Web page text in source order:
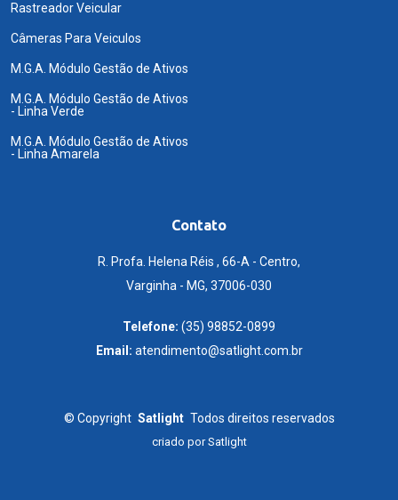
Rastreador Veicular
Câmeras Para Veiculos
M.G.A. Módulo Gestão de Ativos
M.G.A. Módulo Gestão de Ativos
- Linha Verde
M.G.A. Módulo Gestão de Ativos
- Linha Amarela
Contato
R. Profa. Helena Réis , 66-A - Centro,
Varginha - MG, 37006-030
Telefone: (35) 98852-0899
Email: atendimento@satlight.com.br
© Copyright Satlight Todos direitos reservados
criado porSatlight